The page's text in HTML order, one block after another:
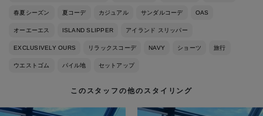
春夏シーズン 夏コーデ カジュアル サンダルコーデ OAS
オーエーエス ISLAND SLIPPER アイランド スリッパー
EXCLUSIVELY OURS リラックスコーデ NAVY ショーツ 旅行
ウエストゴム パイル地 セットアップ
このスタッフの他のスタイリング